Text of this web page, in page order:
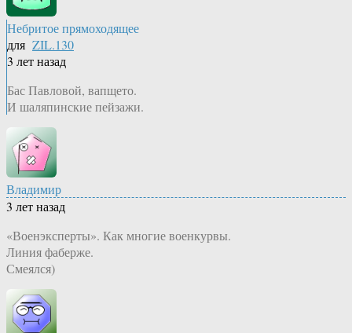
Небритое прямоходящее
для ZIL.130
3 лет назад
Бас Павловой, вапщето.
И шаляпинские пейзажи.
Владимир
3 лет назад
«Военэксперты». Как многие военкурвы.
Линия фаберже.
Смеялся)